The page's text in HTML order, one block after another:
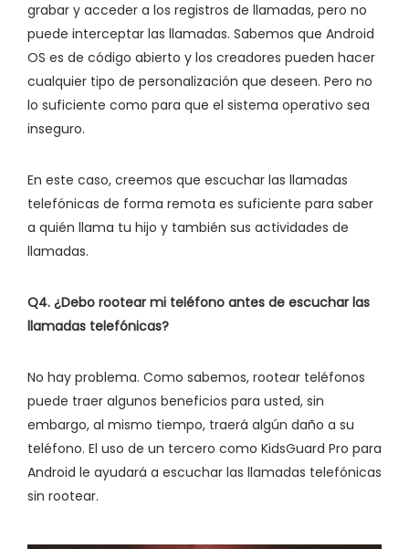
grabar y acceder a los registros de llamadas, pero no
puede interceptar las llamadas. Sabemos que Android
OS es de código abierto y los creadores pueden hacer
cualquier tipo de personalización que deseen. Pero no
lo suficiente como para que el sistema operativo sea
inseguro.
En este caso, creemos que escuchar las llamadas
telefónicas de forma remota es suficiente para saber
a quién llama tu hijo y también sus actividades de
llamadas.
Q4. ¿Debo rootear mi teléfono antes de escuchar las
llamadas telefónicas?
No hay problema. Como sabemos, rootear teléfonos
puede traer algunos beneficios para usted, sin
embargo, al mismo tiempo, traerá algún daño a su
teléfono. El uso de un tercero como KidsGuard Pro para
Android le ayudará a escuchar las llamadas telefónicas
sin rootear.